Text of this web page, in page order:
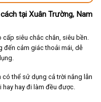
tại Xuân Trường, Nam
siêu chắc chắn, siêu bền.
đến cảm giác thoải mái, dễ
thể sử dụng cả trời nắng lẫn
hay đi làm đều được.